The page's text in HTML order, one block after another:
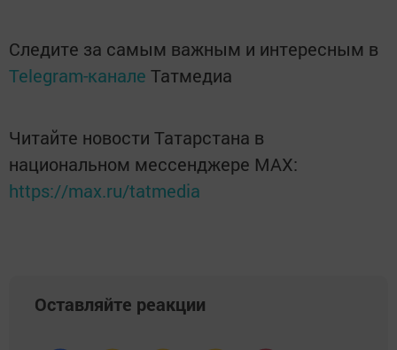
Следите за самым важным и интересным в
Telegram-канале Татмедиа
Читайте новости Татарстана в
национальном мессенджере MАХ:
https://max.ru/tatmedia
Оставляйте реакции